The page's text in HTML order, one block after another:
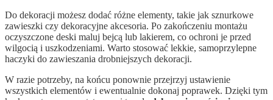
Do dekoracji możesz dodać różne elementy, takie jak sznurkowe
zawieszki czy dekoracyjne akcesoria. Po zakończeniu montażu
oczyszczone deski maluj bejcą lub lakierem, co ochroni je przed
wilgocią i uszkodzeniami. Warto stosować lekkie, samoprzylepne
haczyki do zawieszania drobniejszych dekoracji.
W razie potrzeby, na końcu ponownie przejrzyj ustawienie
wszystkich elementów i ewentualnie dokonaj poprawek. Dzięki tym